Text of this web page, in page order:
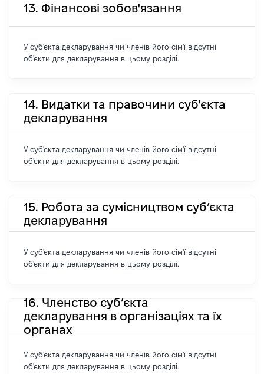
13. Фінансові зобов'язання
У суб'єкта декларування чи членів його сім'ї відсутні
об'єкти для декларування в цьому розділі.
14. Видатки та правочини суб'єкта
декларування
У суб'єкта декларування чи членів його сім'ї відсутні
об'єкти для декларування в цьому розділі.
15. Робота за сумісництвом суб’єкта
декларування
У суб'єкта декларування чи членів його сім'ї відсутні
об'єкти для декларування в цьому розділі.
16. Членство суб’єкта
декларування в організаціях та їх
органах
У суб'єкта декларування чи членів його сім'ї відсутні
об'єкти для декларування в цьому розділі.